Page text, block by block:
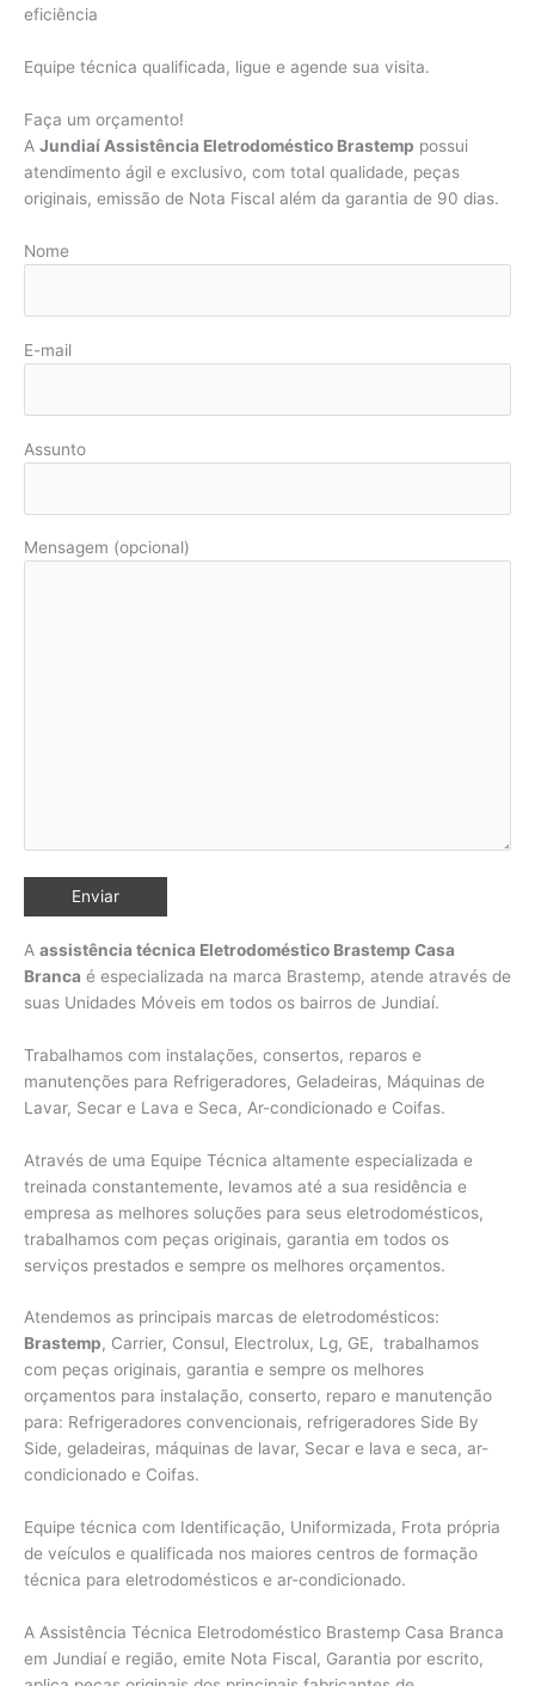
eficiência
Equipe técnica qualificada, ligue e agende sua visita.
Faça um orçamento!
A Jundiaí Assistência Eletrodoméstico Brastemp possui
atendimento ágil e exclusivo, com total qualidade, peças
originais, emissão de Nota Fiscal além da garantia de 90 dias.
Nome
E-mail
Assunto
Mensagem (opcional)
A assistência técnica Eletrodoméstico Brastemp Casa
Branca é especializada na marca Brastemp, atende através de
suas Unidades Móveis em todos os bairros de Jundiaí.
Trabalhamos com instalações, consertos, reparos e
manutenções para Refrigeradores, Geladeiras, Máquinas de
Lavar, Secar e Lava e Seca, Ar-condicionado e Coifas.
Através de uma Equipe Técnica altamente especializada e
treinada constantemente, levamos até a sua residência e
empresa as melhores soluções para seus eletrodomésticos,
trabalhamos com peças originais, garantia em todos os
serviços prestados e sempre os melhores orçamentos.
Atendemos as principais marcas de eletrodomésticos:
Brastemp, Carrier, Consul, Electrolux, Lg, GE, trabalhamos
com peças originais, garantia e sempre os melhores
orçamentos para instalação, conserto, reparo e manutenção
para: Refrigeradores convencionais, refrigeradores Side By
Side, geladeiras, máquinas de lavar, Secar e lava e seca, ar-
condicionado e Coifas.
Equipe técnica com Identificação, Uniformizada, Frota própria
de veículos e qualificada nos maiores centros de formação
técnica para eletrodomésticos e ar-condicionado.
A Assistência Técnica Eletrodoméstico Brastemp Casa Branca
em Jundiaí e região, emite Nota Fiscal, Garantia por escrito,